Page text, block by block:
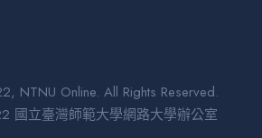
NTNU Online. All Rights Reserved.
國立臺灣師範大學網路大學辦公室